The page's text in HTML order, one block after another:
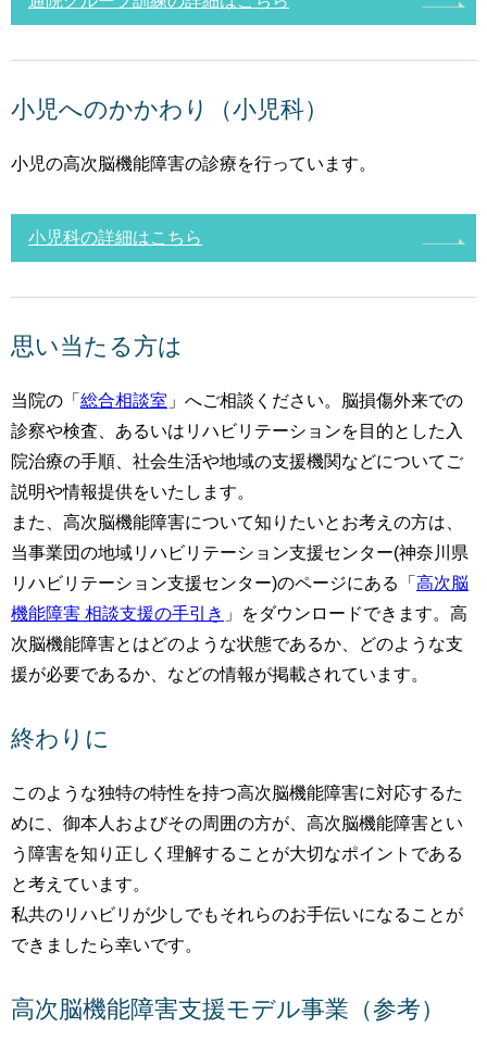
小児へのかかわり（小児科）
小児の高次脳機能障害の診療を行っています。
小児科の詳細はこちら
思い当たる方は
当院の「 総合相談室 」へご相談ください。脳損傷外来での
診察や検査、あるいはリハビリテーションを目的とした入
院治療の手順、社会生活や地域の支援機関などについてご
説明や情報提供をいたします。
また、高次脳機能障害について知りたいとお考えの方は、
当事業団の地域リハビリテーション支援センター(神奈川県
リハビリテーション支援センター)のページにある「 高次脳
機能障害 相談支援の手引き 」をダウンロードできます。高
次脳機能障害とはどのような状態であるか、どのような支
援が必要であるか、などの情報が掲載されています。
終わりに
このような独特の特性を持つ高次脳機能障害に対応するた
めに、御本人およびその周囲の方が、高次脳機能障害とい
う障害を知り正しく理解することが大切なポイントである
と考えています。
私共のリハビリが少しでもそれらのお手伝いになることが
できましたら幸いです。
高次脳機能障害支援モデル事業（参考）